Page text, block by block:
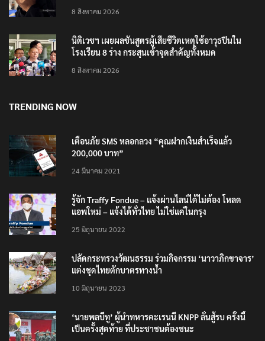
8 สิงหาคม 2026
นิติเวชฯ เผยผลชันสูตรผู้เสียชีวิตเหตุใช้อาวุธปืนใน
โรงเรียน 8 ร่าง กระสุนเข้าจุดสำคัญทั้งหมด
8 สิงหาคม 2026
TRENDING NOW
เตือนภัย SMS หลอกลวง “คุณฝากเงินสำเร็จแล้ว
200,000 บาท”
24 มีนาคม 2021
รู้จัก Traffy Fondue – แจ้งผ่านไลน์ได้ไม่ต้อง โหลด
แอพใหม่ – แจ้งได้ทั่วไทย ไม่ใช่แค่ในกรุง
25 มิถุนายน 2022
ปลัดกระทรวงวัฒนธรรม ร่วมกิจกรรม ‘นาวาภิกขาจาร’
แต่งชุดไทยตักบาตรทางน้ำ
10 มิถุนายน 2023
‘นายพลบีทู’ ผู้นำทหารคะเรนนี KNPP ลั่นสู้รบ ครั้งนี้
เป็นครั้งสุดท้าย ที่ประชาชนต้องชนะ